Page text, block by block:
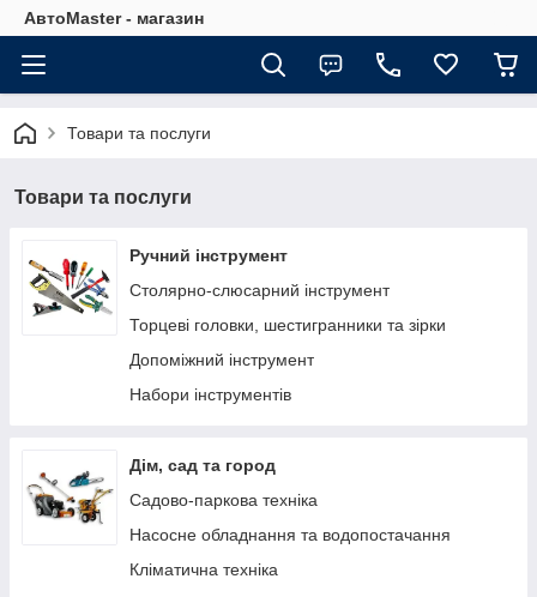
АвтоMaster - магазин
Товари та послуги
Товари та послуги
Ручний інструмент
Столярно-слюсарний інструмент
Торцеві головки, шестигранники та зірки
Допоміжний інструмент
Набори інструментів
Дім, сад та город
Садово-паркова техніка
Насосне обладнання та водопостачання
Кліматична техніка